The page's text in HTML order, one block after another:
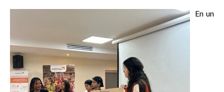
En un